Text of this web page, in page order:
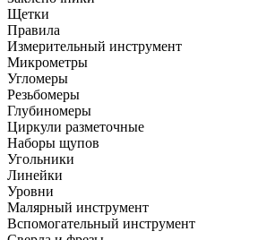
Щетки
Правила
Измерительный инструмент
Микрометры
Угломеры
Резьбомеры
Глубиномеры
Циркули разметочные
Наборы щупов
Угольники
Линейки
Уровни
Малярный инструмент
Вспомогательный инструмент